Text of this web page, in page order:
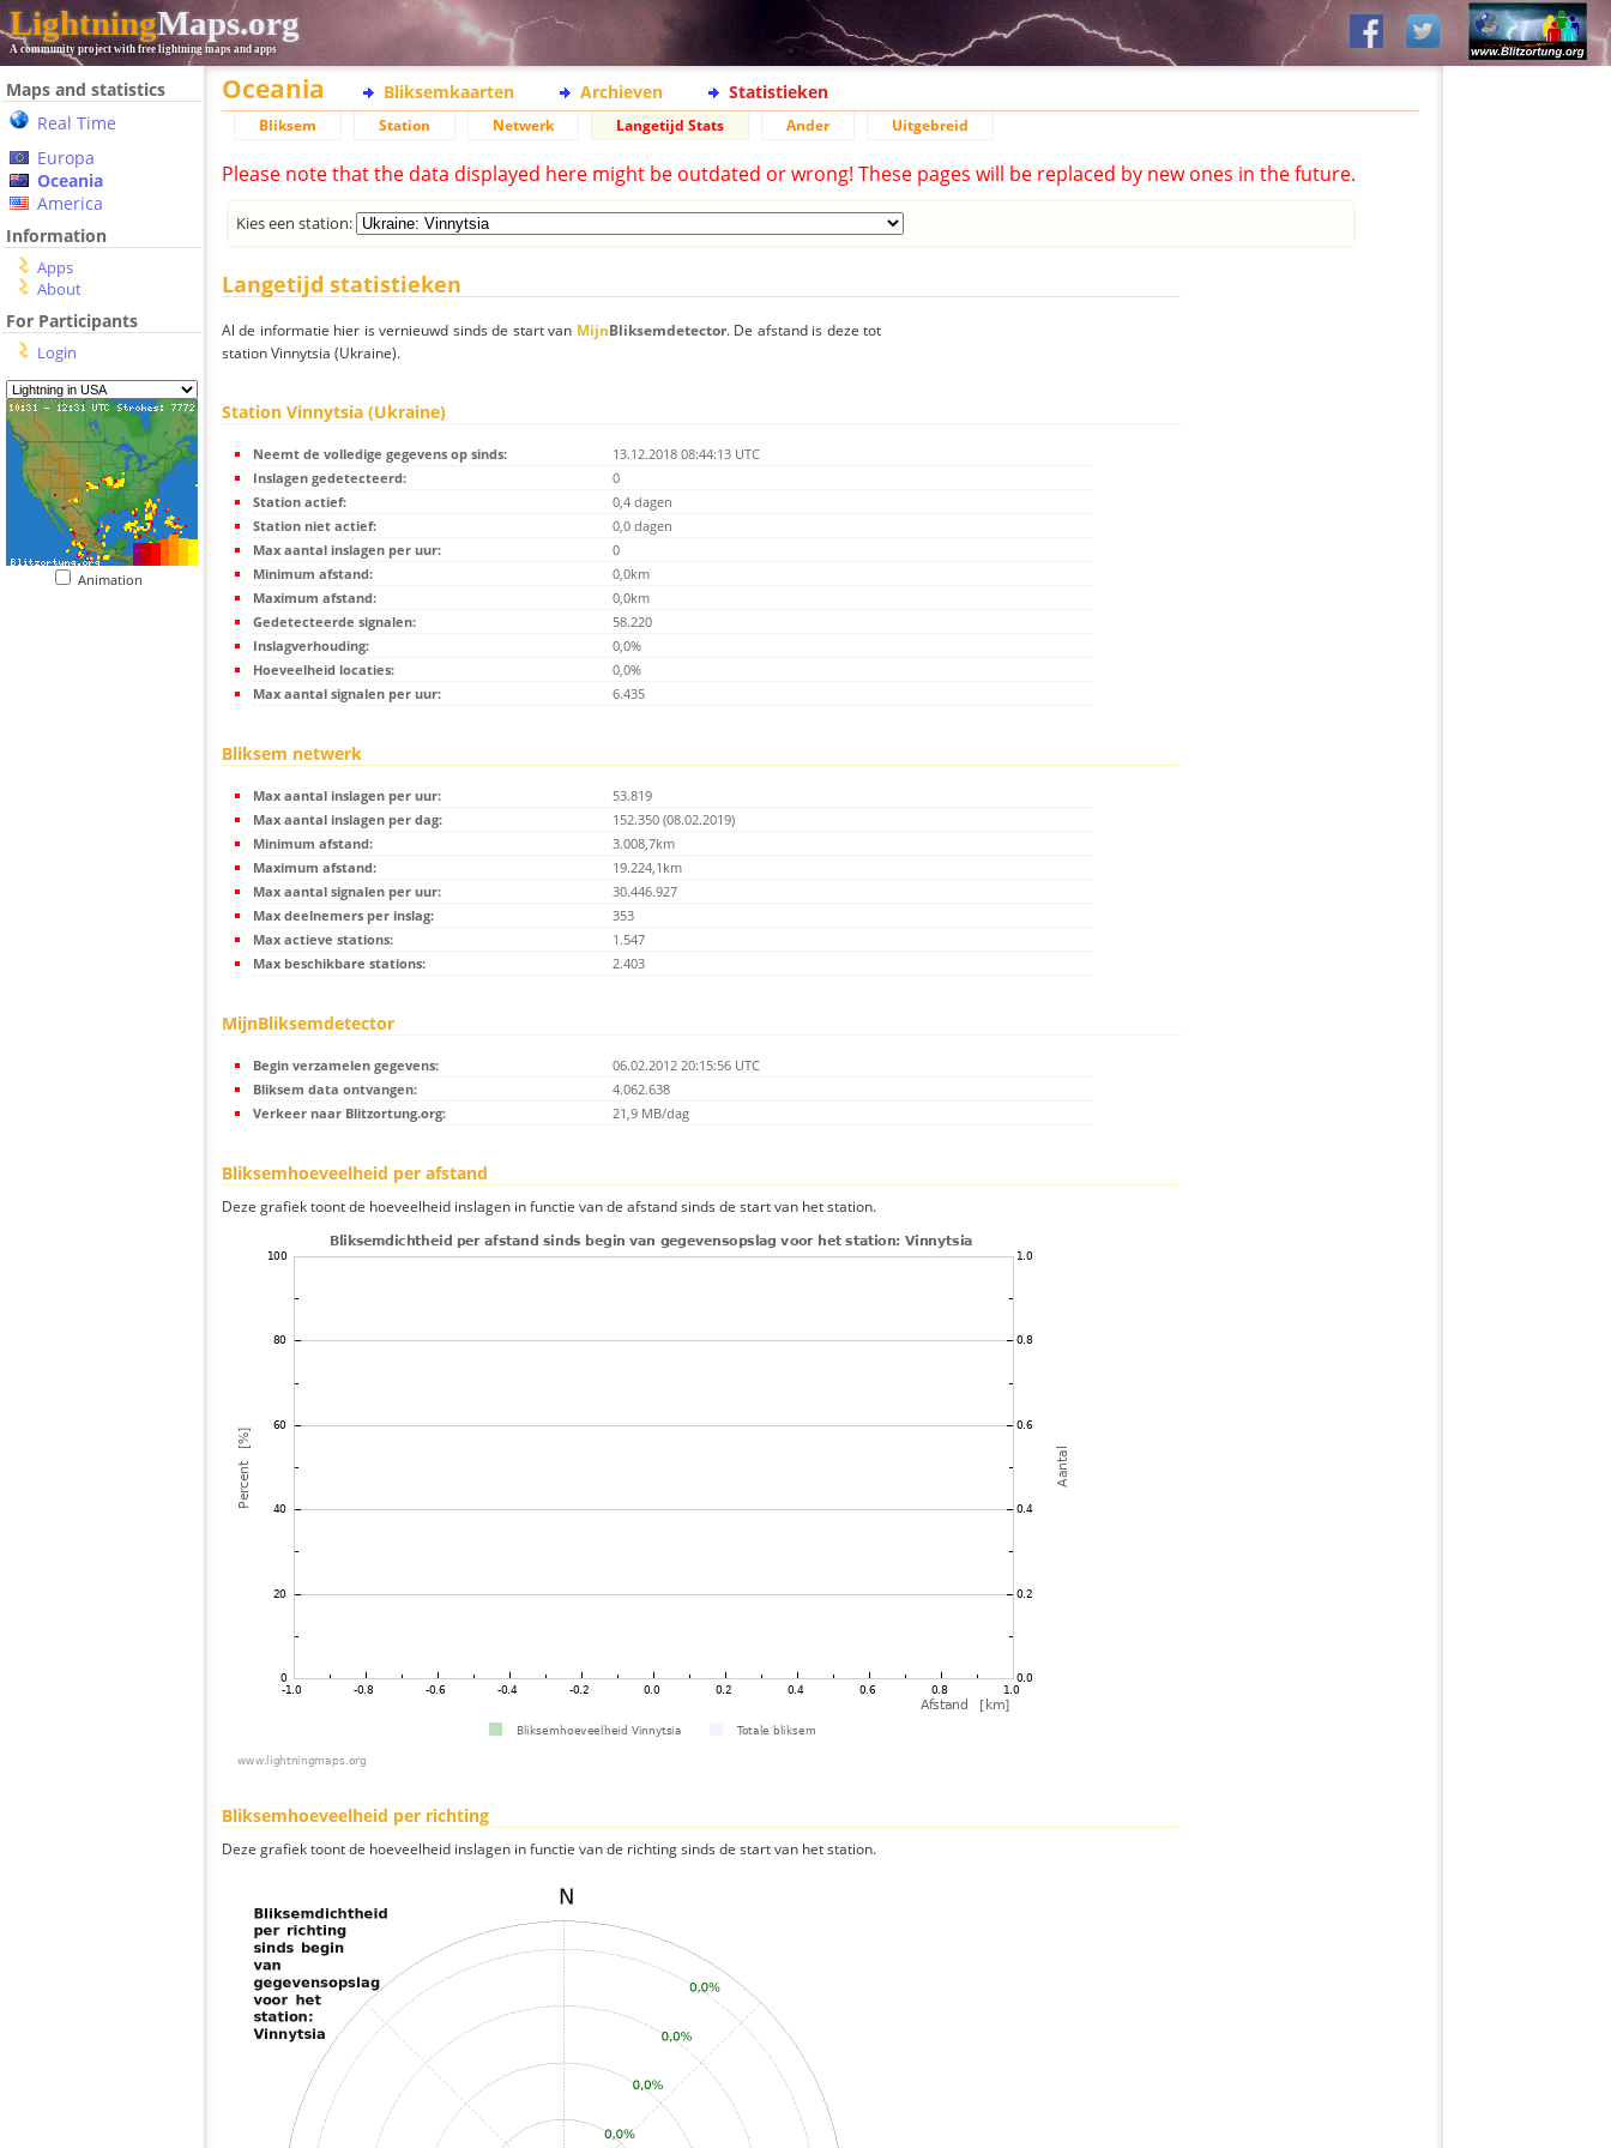
LightningMaps.org
A community project with free lightning maps and apps
Maps and statistics
Real Time
Europa
Oceania
America
Information
Apps
About
For Participants
Login
Animation
Oceania Bliksemkaarten Archieven Statistieken
Bliksem Station Netwerk Langetijd Stats Ander Uitgebreid
Please note that the data displayed here might be outdated or wrong! These pages will be replaced by new ones in the future.
Kies een station:
Langetijd statistieken
Al de informatie hier is vernieuwd sinds de start van MijnBliksemdetector. De afstand is deze tot
station Vinnytsia (Ukraine).
Station Vinnytsia (Ukraine)
Neemt de volledige gegevens op sinds:
13.12.2018 08:44:13 UTC
Inslagen gedetecteerd:
0
Station actief:
0,4 dagen
Station niet actief:
0,0 dagen
Max aantal inslagen per uur:
0
Minimum afstand:
0,0km
Maximum afstand:
0,0km
Gedetecteerde signalen:
58.220
Inslagverhouding:
0,0%
Hoeveelheid locaties:
0,0%
Max aantal signalen per uur:
6.435
Bliksem netwerk
Max aantal inslagen per uur:
53.819
Max aantal inslagen per dag:
152.350 (08.02.2019)
Minimum afstand:
3.008,7km
Maximum afstand:
19.224,1km
Max aantal signalen per uur:
30.446.927
Max deelnemers per inslag:
353
Max actieve stations:
1.547
Max beschikbare stations:
2.403
MijnBliksemdetector
Begin verzamelen gegevens:
06.02.2012 20:15:56 UTC
Bliksem data ontvangen:
4.062.638
Verkeer naar Blitzortung.org:
21,9 MB/dag
Bliksemhoeveelheid per afstand
Deze grafiek toont de hoeveelheid inslagen in functie van de afstand sinds de start van het station.
Bliksemhoeveelheid per richting
Deze grafiek toont de hoeveelheid inslagen in functie van de richting sinds de start van het station.